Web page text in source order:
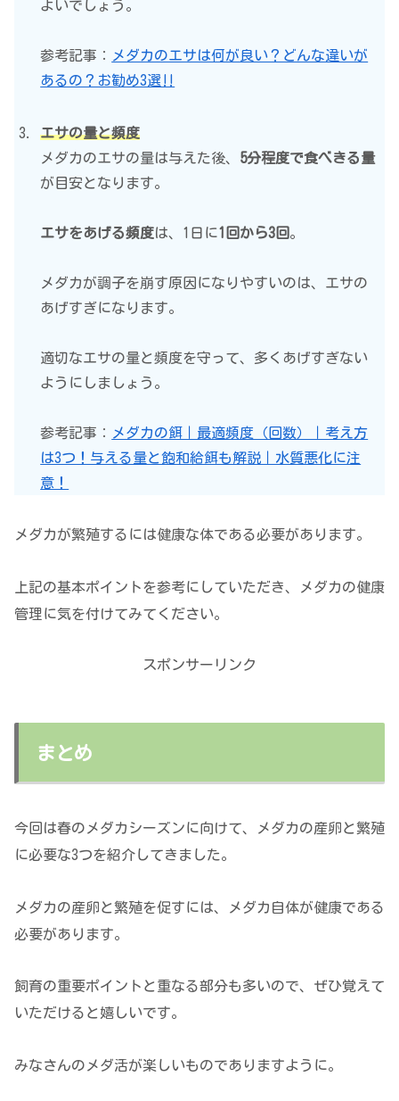
よいでしょう。
参考記事：
メダカのエサは何が良い？どんな違いが
あるの？お勧め3選‼️
エサの量と頻度
メダカのエサの量は与えた後、 5分程度で食べきる量
が目安となります。
エサをあげる頻度は、1日に1回から3回。
メダカが調子を崩す原因になりやすいのは、エサの
あげすぎになります。
適切なエサの量と頻度を守って、多くあげすぎない
ようにしましょう。
参考記事：
メダカの餌｜最適頻度（回数）｜考え方
は3つ！与える量と飽和給餌も解説｜水質悪化に注
意！
メダカが繁殖するには健康な体である必要があります。
上記の基本ポイントを参考にしていただき、メダカの健康
管理に気を付けてみてください。
スポンサーリンク
まとめ
今回は春のメダカシーズンに向けて、メダカの産卵と繁殖
に必要な3つを紹介してきました。
メダカの産卵と繁殖を促すには、メダカ自体が健康である
必要があります。
飼育の重要ポイントと重なる部分も多いので、ぜひ覚えて
いただけると嬉しいです。
みなさんのメダ活が楽しいものでありますように。